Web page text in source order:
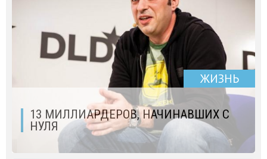
ЖИЗНЬ
13 МИЛЛИАРДЕРОВ, НАЧИНАВШИХ С
НУЛЯ